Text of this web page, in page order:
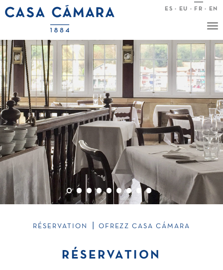
ES · EU · FR · EN
RÉSERVATION OFREZZ CASA CÁMARA
RÉSERVATION